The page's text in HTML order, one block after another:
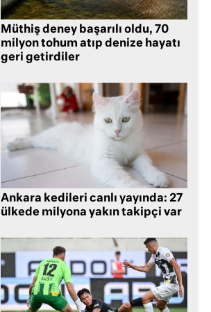
Müthiş deney başarılı oldu, 70
milyon tohum atıp denize hayatı
geri getirdiler
Ankara kedileri canlı yayında: 27
ülkede milyona yakın takipçi var